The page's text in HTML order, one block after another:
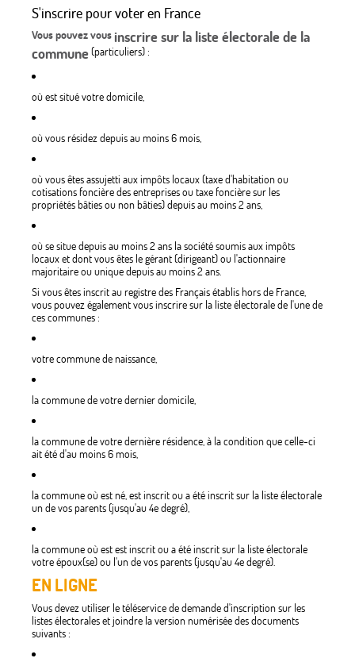
S'inscrire pour voter en France
Vous pouvez vous inscrire sur la liste électorale de la
commune(particuliers) :
où est situé votre domicile,
où vous résidez depuis au moins 6 mois,
où vous êtes assujetti aux impôts locaux (taxe d'habitation ou
cotisations foncière des entreprises ou taxe foncière sur les
propriétés bâties ou non bâties) depuis au moins 2 ans,
où se situe depuis au moins 2 ans la société soumis aux impôts
locaux et dont vous êtes le gérant (dirigeant) ou l'actionnaire
majoritaire ou unique depuis au moins 2 ans.
Si vous êtes inscrit au registre des Français établis hors de France,
vous pouvez également vous inscrire sur la liste électorale de l'une de
ces communes :
votre commune de naissance,
la commune de votre dernier domicile,
la commune de votre dernière résidence, à la condition que celle-ci
ait été d'au moins 6 mois,
la commune où est né, est inscrit ou a été inscrit sur la liste électorale
un de vos parents (jusqu'au 4e degré),
la commune où est est inscrit ou a été inscrit sur la liste électorale
votre époux(se) ou l'un de vos parents (jusqu'au 4e degré).
EN LIGNE
Vous devez utiliser le téléservice de demande d'inscription sur les
listes électorales et joindre la version numérisée des documents
suivants :